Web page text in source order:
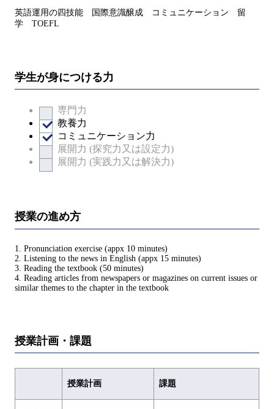
英語運用の四技能 国際意識醸成 コミュニケーション 留
学 TOEFL
学生が身につける力
専門力
教養力
コミュニケーション力
展開力 (探究力又は設定力)
展開力 (実践力又は解決力)
授業の進め方
1. Pronunciation exercise (appx 10 minutes)
2. Listening to the news in English (appx 15 minutes)
3. Reading the textbook (50 minutes)
4. Reading articles from newspapers or magazines on current issues or
similar themes to the chapter in the textbook
授業計画・課題
授業計画 課題